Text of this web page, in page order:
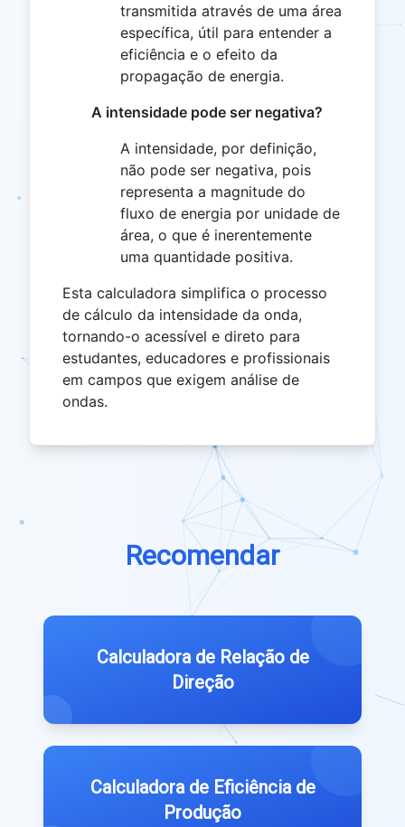
transmitida através de uma área
específica, útil para entender a
eficiência e o efeito da
propagação de energia.
A intensidade pode ser negativa?
A intensidade, por definição,
não pode ser negativa, pois
representa a magnitude do
fluxo de energia por unidade de
área, o que é inerentemente
uma quantidade positiva.
Esta calculadora simplifica o processo
de cálculo da intensidade da onda,
tornando-o acessível e direto para
estudantes, educadores e profissionais
em campos que exigem análise de
ondas.
Recomendar
Calculadora de Relação de
Direção
Calculadora de Eficiência de
Produção